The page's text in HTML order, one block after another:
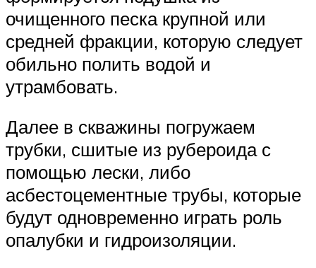
очищенного песка крупной или
средней фракции, которую следует
обильно полить водой и
утрамбовать.
Далее в скважины погружаем
трубки, сшитые из рубероида с
помощью лески, либо
асбестоцементные трубы, которые
будут одновременно играть роль
опалубки и гидроизоляции.